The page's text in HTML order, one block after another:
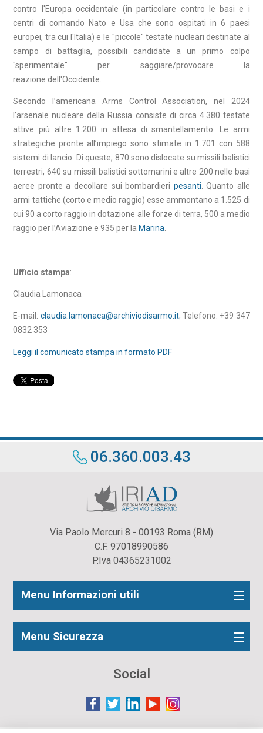
contro l'Europa occidentale (in particolare contro le basi e i
centri di comando Nato e Usa che sono ospitati in 6 paesi
europei, tra cui l'Italia) e le "piccole" testate nucleari destinate al
campo di battaglia, possibili candidate a un primo colpo
"sperimentale" per saggiare/provocare la
reazione dell'Occidente.
Secondo l’americana Arms Control Association, nel 2024
l’arsenale nucleare della Russia consiste di circa 4.380 testate
attive più altre 1.200 in attesa di smantellamento. Le armi
strategiche pronte all’impiego sono stimate in 1.701 con 588
sistemi di lancio. Di queste, 870 sono dislocate su missili balistici
terrestri, 640 su missili balistici sottomarini e altre 200 nelle basi
aeree pronte a decollare sui bombardieri pesanti . Quanto alle
armi tattiche (corto e medio raggio) esse ammontano a 1.525 di
cui 90 a corto raggio in dotazione alle forze di terra, 500 a medio
raggio per l’Aviazione e 935 per la Marina
Ufficio stampa:
Claudia Lamonaca
E-mail: claudia.lamonaca@archiviodisarmo.it;Telefono: +39 347
0832 353
Leggi il comunicato stampa in formato PDF
06.360.003.43
Via Paolo Mercuri 8 - 00193 Roma (RM)
C.F. 97018990586
P.Iva 04365231002
Menu Informazioni utili
Menu Sicurezza
Social